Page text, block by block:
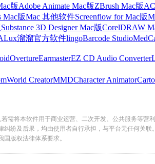
版Adobe Animate Mac版ZBrush Mac版
Mac版Mac 其他软件Screenflow for Mac版
Substance 3D Designer Mac版CorelDRAW
溜溜官方软件lingoBarcode Studio
OvertureEarmasterEZ CD Audio Converter
World CreatorMMDCharacter Animator
需将本软件用于商业运营、二次开发、公共服务等营
纷及后果，均由使用者自行承担，与平台无任何关
版权法律体系要求。